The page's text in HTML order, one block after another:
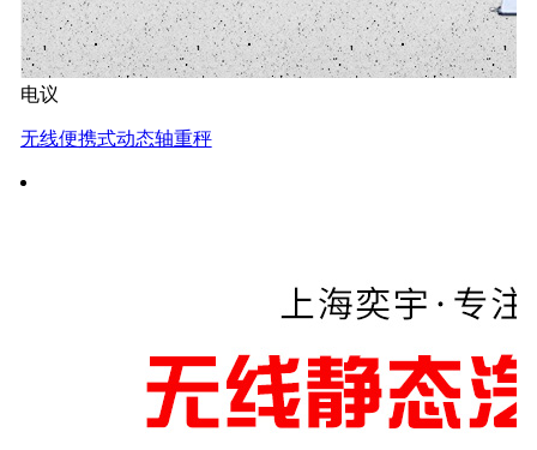
电议
无线便携式动态轴重秤